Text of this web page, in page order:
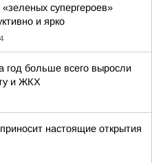
супергероев»
и ярко
год больше всего выросли
и ЖКХ
настоящие открытия